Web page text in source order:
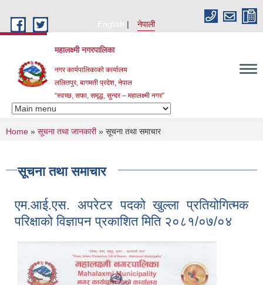
English
नेपाली
महालक्ष्मी नगरपालिका
नगर कार्यपालिकाको कार्यालय
ललितपुर, बागमती प्रदेश, नेपाल
“स्वच्छ, सफा, समृद्ध, सुन्दर – महालक्ष्मी नगर”
You are here
Home » सूचना तथा जानकारी» सूचना तथा समाचार
सूचना तथा समाचार
एम.आई.एस. अपरेटर पदको खुल्ला प्रतियोगित्मक
परिक्षाको विज्ञापन प्रकाशित मिति २०८१/०७/०४